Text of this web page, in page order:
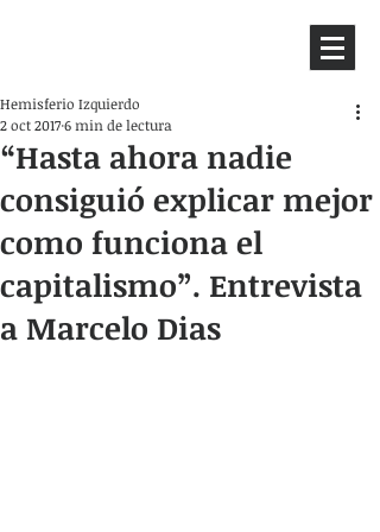
“Hasta ahora nadie
consiguió explicar mejor
como funciona el
capitalismo”. Entrevista
a Marcelo Dias
Hemisferio Izquierdo
2 oct 20176 min de lectura